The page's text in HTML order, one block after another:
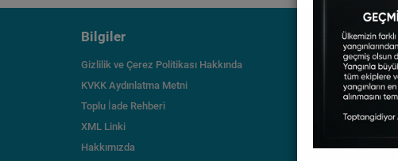
Bilgiler
Gizlilik ve Çerez Politikası Hakkında
KVKK Aydınlatma Metni
Toplu İade Rehberi
XML Linki
Hakkımızda
Destek
Bize Ulaşın
Markalar